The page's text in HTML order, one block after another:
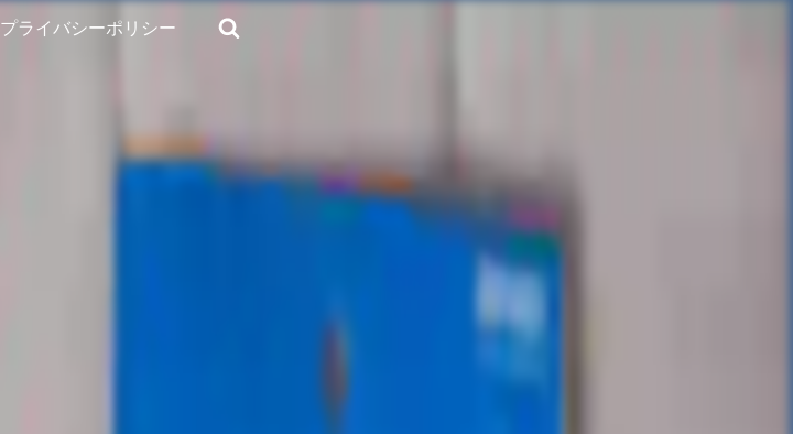
プライバシーポリシー